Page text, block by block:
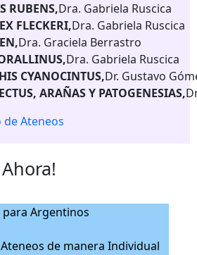
RUBENS,Dra. Gabriela Ruscica
FLECKERI,Dra. Gabriela Ruscica
Dra. Graciela Berrastro
Dra. Gabriela Ruscica
CYANOCINTUS,Dr. Gustavo
ARAÑAS Y PATOGENESIAS,
de Ateneos
Argentinos
de manera Individual